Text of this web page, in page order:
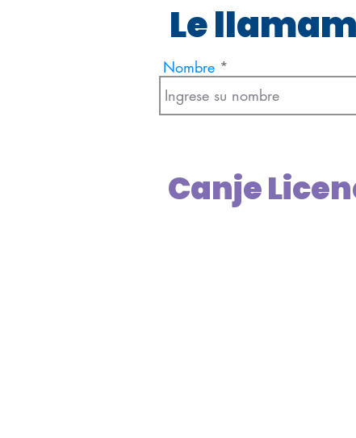
Le
Nombre
Canje